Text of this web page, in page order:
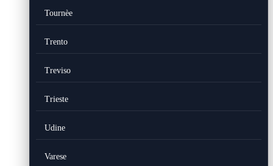
Tournèe
Trento
Treviso
Trieste
Udine
Varese